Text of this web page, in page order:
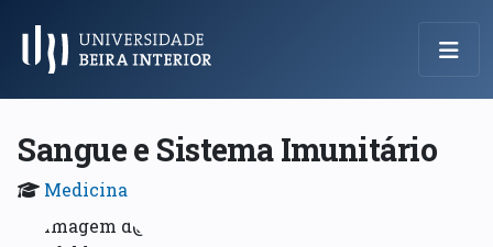
Menu Principal
Sangue e Sistema Imunitário
Medicina